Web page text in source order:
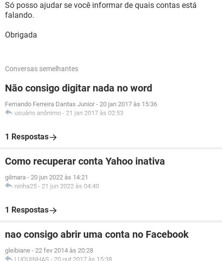
Só posso ajudar se você informar de quais contas está
falando.
Obrigada
Conversas semelhantes
Não consigo digitar nada no word
Fernando Ferreira Dantas Junior - 20 jan 2017 às 15:36
usuário anônimo - 21 jan 2017 às 02:53
1 Respostas
Como recuperar conta Yahoo inativa
gilmara - 20 jun 2022 às 14:21
ninha25 - 21 jun 2022 às 04:40
1 Respostas
nao consigo abrir uma conta no Facebook
gleibiane - 22 fev 2014 às 20:28
LUQUINHAS - 20 out 2017 às 15:38